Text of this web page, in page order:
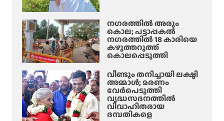
നഗരത്തിൽ അരും
കൊല; പട്ടാപ്പകൽ
നഗരത്തിൽ 18 കാരിയെ
കഴുത്തറുത്ത്
കൊലപ്പെടുത്തി
വീണ്ടും തനിച്ചായി ലക്ഷ്മി
അമ്മാള്‍; മരണം
വേർപെടുത്തി
വൃദ്ധസദനത്തില്‍
വിവാഹിതരായ
ദമ്പതികളെ